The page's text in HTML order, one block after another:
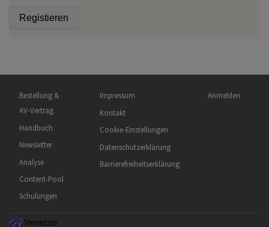
Hauptnavigation
Bestellung &
AV-Vertrag
Handbuch
Newsletter
Analyse
Content-Pool
Schulungen
Fußbereichsmenü
Impressum
Kontakt
Cookie-Einstellungen
Datenschutzerklärung
Barrierefreiheitserklärung
Benutzermenü
Anmelden